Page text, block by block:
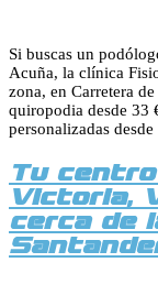
Si buscas un
Acuña, la clínica
zona, en Carretera
quiropodia desde 33
personalizadas
Tu
Victoria,
cerca de